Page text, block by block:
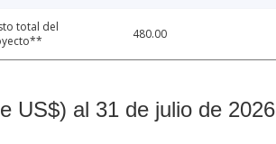
total del
480.00
US$) al 31 de julio de 2026